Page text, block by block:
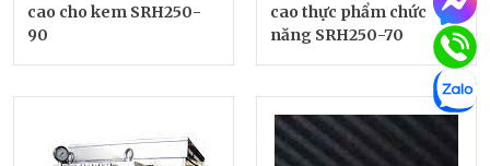
cao cho kem SRH250-
90
cao thực phẩm chức
năng SRH250-70